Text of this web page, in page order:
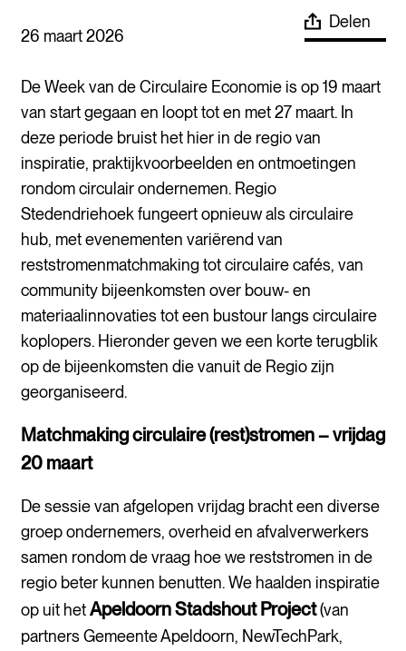
26 maart 2026
Delen
De Week van de Circulaire Economie is op 19 maart
van start gegaan en loopt tot en met 27 maart. In
deze periode bruist het hier in de regio van
inspiratie, praktijkvoorbeelden en ontmoetingen
rondom circulair ondernemen. Regio
Stedendriehoek fungeert opnieuw als circulaire
hub, met evenementen variërend van
reststromenmatchmaking tot circulaire cafés, van
community bijeenkomsten over bouw- en
materiaalinnovaties tot een bustour langs circulaire
koplopers. Hieronder geven we een korte terugblik
op de bijeenkomsten die vanuit de Regio zijn
georganiseerd.
Matchmaking circulaire (rest)stromen – vrijdag
20 maart
De sessie van afgelopen vrijdag bracht een diverse
groep ondernemers, overheid en afvalverwerkers
samen rondom de vraag hoe we reststromen in de
regio beter kunnen benutten. We haalden inspiratie
op uit hetApeldoorn Stadshout Project(van
partners Gemeente Apeldoorn, NewTechPark,